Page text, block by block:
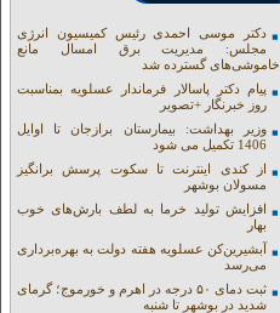
دکتر موسی احمدی رئیس کمیسیون انرژی
مجلس: مدیریت برق امسال مانع
خاموشی‌های گسترده شد
پیام دکتر پاسالار فرماندار عسلویه بمناسبت
روز خبرنگار +تصویر
وزیر بهداشت: بیمارستان برازجان تا اوایل
1406 تکمیل می شود
از کندی اینترنت تا سکوت پرسش برانگیز
مسولان بوشهر
افزایش تولید خرما به لطف بارش‌های خوب
بهار
آبشیرین‌کن عسلویه هفته دولت به بهره‌برداری
می‌رسد
ثبت دمای ۵۰ درجه در اهرم و خورموج؛ گرمای
شدید در بوشهر تا شنبه